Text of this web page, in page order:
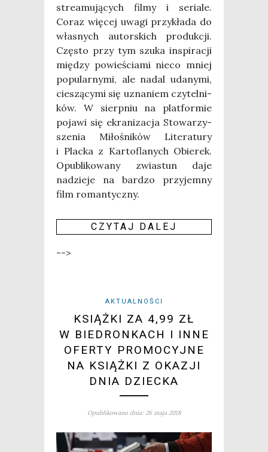
stre­amu­ją­cych fil­my i seria­le.
Coraz wię­cej uwa­gi przy­kła­da do
wła­snych autor­skich pro­duk­cji.
Czę­sto przy tym szu­ka inspi­ra­cji
mię­dzy powie­ścia­mi nie­co mniej
popu­lar­ny­mi, ale nadal uda­ny­mi,
cie­szą­cy­mi się uzna­niem czy­tel­ni­
ków. W sierp­niu na plat­for­mie
poja­wi się ekra­ni­za­cja Sto­wa­rzy­
sze­nia Miło­śni­ków Lite­ra­tu­ry
i Plac­ka z Kar­to­fla­nych Obie­rek.
Opu­bli­ko­wa­ny zwia­stun daje
nadzie­je na bar­dzo przy­jem­ny
film roman­tycz­ny.
CZY­TAJ DALEJ
-->
AKTUALNOŚCI
KSIĄŻKI ZA 4,99 ZŁ
W BIEDRONKACH I INNE
OFERTY PROMOCYJNE
NA KSIĄŻKI Z OKAZJI
DNIA DZIECKA
Opublikowano dnia: 26 maja 2018